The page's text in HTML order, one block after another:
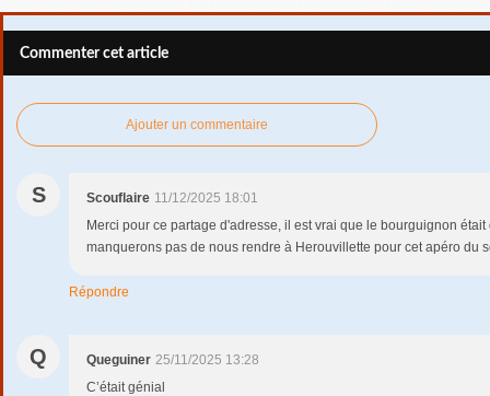
Commenter cet article
Ajouter un commentaire
S Scouflaire 11/12/2025 18:01
Merci pour ce partage d'adresse, il est vrai que le bourguignon
manquerons pas de nous rendre à Herouvillette pour cet apéro du
Répondre
Q Queguiner 25/11/2025 13:28
C’était génial